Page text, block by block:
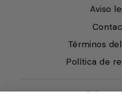
Aviso
Términos
Política de